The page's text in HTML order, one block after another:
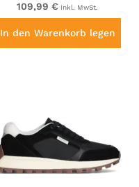
109,99 € inkl. MwSt.
In den Warenkorb legen